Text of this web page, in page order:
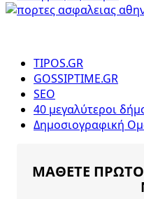
TIPOS.GR
GOSSIPTIME.GR
SEO
40 μεγαλύτεροι
Δημοσιογραφική
ΜΑΘΕΤΕ